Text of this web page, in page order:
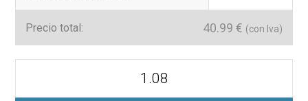
Precio total: 40.99 € (con Iva)